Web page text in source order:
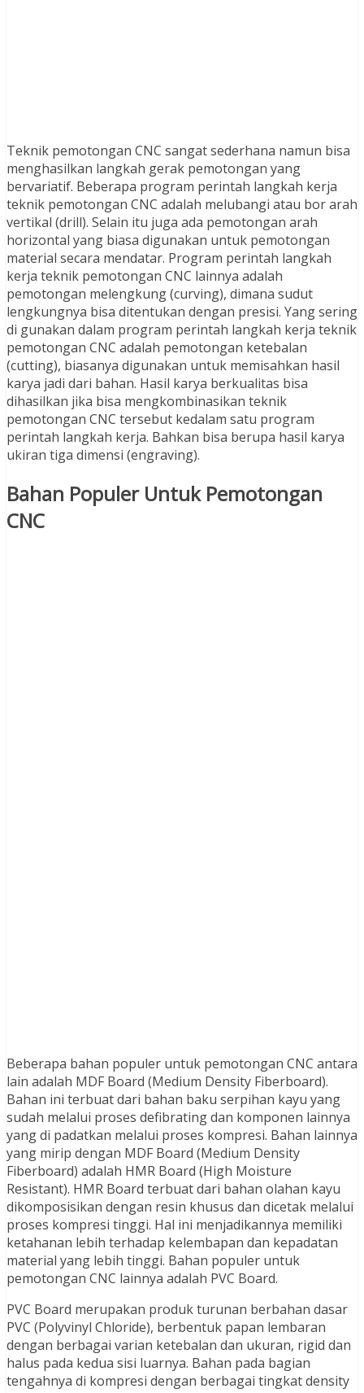
Teknik pemotongan CNC sangat sederhana namun bisa
menghasilkan langkah gerak pemotongan yang
bervariatif. Beberapa program perintah langkah kerja
teknik pemotongan CNC adalah melubangi atau bor arah
vertikal (drill). Selain itu juga ada pemotongan arah
horizontal yang biasa digunakan untuk pemotongan
material secara mendatar. Program perintah langkah
kerja teknik pemotongan CNC lainnya adalah
pemotongan melengkung (curving), dimana sudut
lengkungnya bisa ditentukan dengan presisi. Yang sering
di gunakan dalam program perintah langkah kerja teknik
pemotongan CNC adalah pemotongan ketebalan
(cutting), biasanya digunakan untuk memisahkan hasil
karya jadi dari bahan. Hasil karya berkualitas bisa
dihasilkan jika bisa mengkombinasikan teknik
pemotongan CNC tersebut kedalam satu program
perintah langkah kerja. Bahkan bisa berupa hasil karya
ukiran tiga dimensi (engraving).
Bahan Populer Untuk Pemotongan
CNC
Beberapa bahan populer untuk pemotongan CNC antara
lain adalah MDF Board (Medium Density Fiberboard).
Bahan ini terbuat dari bahan baku serpihan kayu yang
sudah melalui proses defibrating dan komponen lainnya
yang di padatkan melalui proses kompresi. Bahan lainnya
yang mirip dengan MDF Board (Medium Density
Fiberboard) adalah HMR Board (High Moisture
Resistant). HMR Board terbuat dari bahan olahan kayu
dikomposisikan dengan resin khusus dan dicetak melalui
proses kompresi tinggi. Hal ini menjadikannya memiliki
ketahanan lebih terhadap kelembapan dan kepadatan
material yang lebih tinggi. Bahan populer untuk
pemotongan CNC lainnya adalah PVC Board.
PVC Board merupakan produk turunan berbahan dasar
PVC (Polyvinyl Chloride), berbentuk papan lembaran
dengan berbagai varian ketebalan dan ukuran, rigid dan
halus pada kedua sisi luarnya. Bahan pada bagian
tengahnya di kompresi dengan berbagai tingkat density